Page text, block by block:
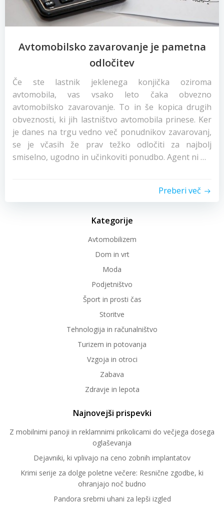
Avtomobilsko zavarovanje je pametna
odločitev
Če ste lastnik jeklenega konjička oziroma
avtomobila, vas vsako leto čaka obvezno
avtomobilsko zavarovanje. To in še kopica drugih
obveznosti, ki jih lastništvo avtomobila prinese. Ker
je danes na trgu vedno več ponudnikov zavarovanj,
se je včasih že prav težko odločiti za najbolj
smiselno, ugodno in učinkoviti ponudbo. Agent ni …
Preberi več
Kategorije
Avtomobilizem
Dom in vrt
Moda
Podjetništvo
Šport in prosti čas
Storitve
Tehnologija in računalništvo
Turizem in potovanja
Vzgoja in otroci
Zabava
Zdravje in lepota
Najnovejši prispevki
Z mobilnimi panoji in reklamnimi prikolicami do večjega dosega
oglaševanja
Dejavniki, ki vplivajo na ceno zobnih implantatov
Krimi serije za dolge poletne večere: Resnične zgodbe, ki
ohranjajo noč budno
Pandora srebrni uhani za lepši izgled